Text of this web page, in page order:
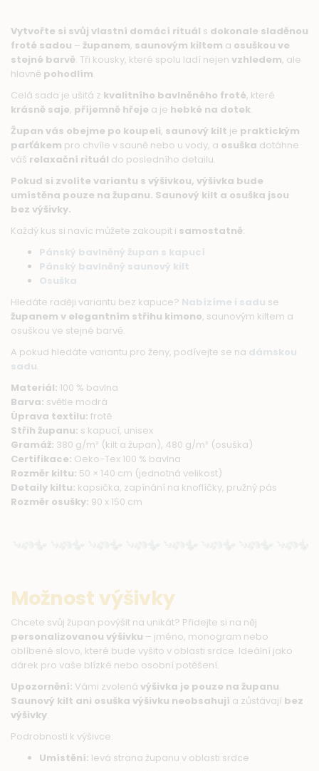
Vytvořte si svůj vlastní domácí rituál s dokonale sladěnou
froté sadou – županem, saunovým kiltem a osuškou ve
stejné barvě. Tři kousky, které spolu ladí nejen vzhledem, ale
hlavně pohodlím.
Celá sada je ušitá z kvalitního bavlněného froté, které
krásně saje, příjemně hřeje a je hebké na dotek.
Župan vás obejme po koupeli, saunový kilt je praktickým
parťákem pro chvíle v sauně nebo u vody, a osuška dotáhne
váš relaxační rituál do posledního detailu.
Pokud si zvolíte variantu s výšivkou, výšivka bude
umístěna pouze na županu. Saunový kilt a osuška jsou
bez výšivky.
Každý kus si navíc můžete zakoupit i samostatně:
Pánský bavlněný župan s kapucí
Pánský bavlněný saunový kilt
Osuška
Hledáte raději variantu bez kapuce? Nabízíme i sadu se
županem v elegantním střihu kimono, saunovým kiltem a
osuškou ve stejné barvě.
A pokud hledáte variantu pro ženy, podívejte se na dámskou
sadu.
Materiál: 100 % bavlna
Barva: světle modrá
Úprava textilu: froté
Střih županu: s kapucí, unisex
Gramáž: 380 g/m² (kilt a župan), 480 g/m² (osuška)
Certifikace: Oeko-Tex 100 % bavlna
Rozměr kiltu: 50 × 140 cm (jednotná velikost)
Detaily kiltu: kapsička, zapínání na knoflíčky, pružný pás
Rozměr osušky: 90 x 150 cm
Možnost výšivky
Chcete svůj župan povýšit na unikát? Přidejte si na něj
personalizovanou výšivku – jméno, monogram nebo
oblíbené slovo, které bude vyšito v oblasti srdce. Ideální jako
dárek pro vaše blízké nebo osobní potěšení.
Upozornění: Vámi zvolená výšivka je pouze na županu.
Saunový kilt ani osuška výšivku neobsahují a zůstávají bez
výšivky.
Podrobnosti k výšivce:
Umístění: levá strana županu v oblasti srdce